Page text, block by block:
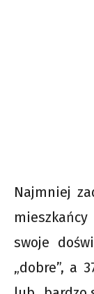
Najmniej
swoje
„dobre”, a